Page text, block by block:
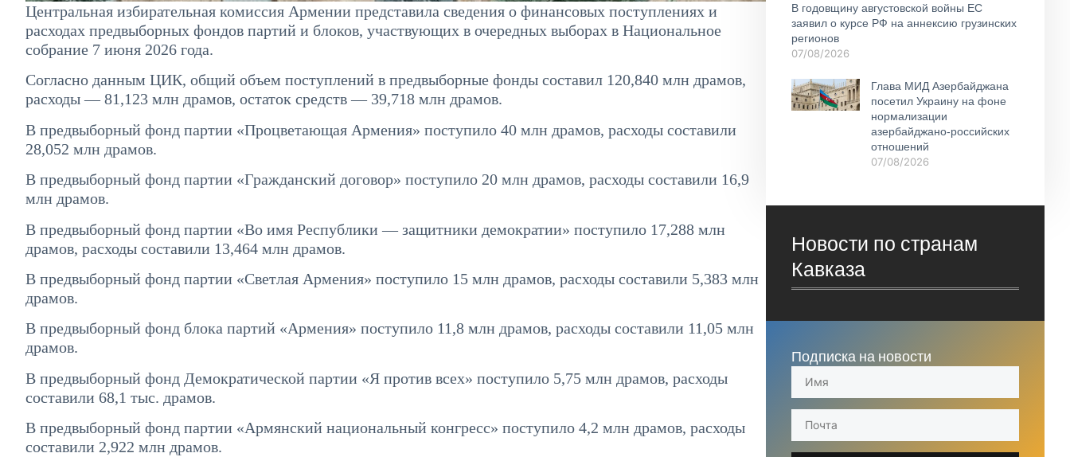
Центральная избирательная комиссия Армении представила сведения о финансовых поступлениях и
расходах предвыборных фондов партий и блоков, участвующих в очередных выборах в Национальное
собрание 7 июня 2026 года.
Согласно данным ЦИК, общий объем поступлений в предвыборные фонды составил 120,840 млн драмов,
расходы — 81,123 млн драмов, остаток средств — 39,718 млн драмов.
В предвыборный фонд партии «Процветающая Армения» поступило 40 млн драмов, расходы составили
28,052 млн драмов.
В предвыборный фонд партии «Гражданский договор» поступило 20 млн драмов, расходы составили 16,9
млн драмов.
В предвыборный фонд партии «Во имя Республики — защитники демократии» поступило 17,288 млн
драмов, расходы составили 13,464 млн драмов.
В предвыборный фонд партии «Светлая Армения» поступило 15 млн драмов, расходы составили 5,383 млн
драмов.
В предвыборный фонд блока партий «Армения» поступило 11,8 млн драмов, расходы составили 11,05 млн
драмов.
В предвыборный фонд Демократической партии «Я против всех» поступило 5,75 млн драмов, расходы
составили 68,1 тыс. драмов.
В предвыборный фонд партии «Армянский национальный конгресс» поступило 4,2 млн драмов, расходы
составили 2,922 млн драмов.
В годовщину августовской войны ЕС
заявил о курсе РФ на аннексию грузинских
регионов
07/08/2026
Глава МИД Азербайджана
посетил Украину на фоне
нормализации
азербайджано-российских
отношений
07/08/2026
Новости по странам
Кавказа
Подписка на новости